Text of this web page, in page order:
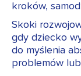
kroków,
Skoki
gdy dziecko
do myślenia
problemów